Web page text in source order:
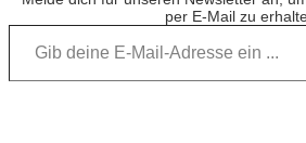
per E-Mail zu
Gib deine E-Mail-Adresse ein …